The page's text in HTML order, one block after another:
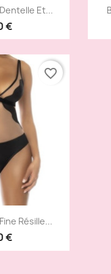
rapideEt...
€
rapide
Résille...
€
favorite_border